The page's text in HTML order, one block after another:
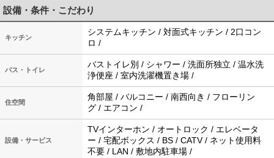
設備・条件・こだわり
キッチン
システムキッチン / 対面式キッチン / 2口コン
ロ /
バス・トイレ
バストイレ別 / シャワー / 洗面所独立 / 温水洗
浄便座 / 室内洗濯機置き場 /
住空間
角部屋 / バルコニー / 南西向き / フローリン
グ / エアコン /
設備・サービス
TVインターホン / オートロック / エレベータ
ー / 宅配ボックス / BS / CATV / ネット使用料
不要 / LAN / 敷地内駐車場 /